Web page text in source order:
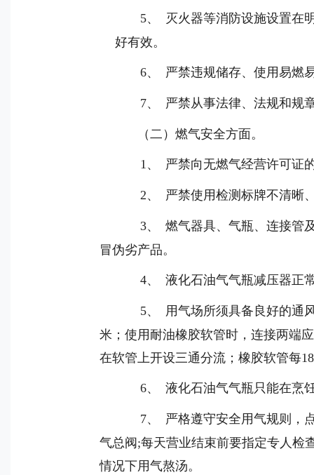
5、
灭火器等消防设施设置在
好有效。
6、 严禁违规储存、使用易燃
7、 严禁从事法律、法规和规
（二）燃气安全方面。
1、 严禁向无燃气经营许可证
2、 严禁使用检测标牌不清晰
3、
燃气器具、气瓶、连接管
冒伪劣产品。
4、 液化石油气气瓶减压器正
5、
用气场所须具备良好的通
米；使用耐油橡胶软管时，连接两端
在软管上开设三通分流；橡胶软管每18
6、 液化石油气气瓶只能在烹
7、
严格遵守安全用气规则，
气总阀 ;每天营业结束前要指定专人检
情况下用气熬汤。